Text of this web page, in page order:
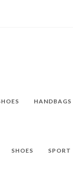
HANDBAGS
SHOES SPORT